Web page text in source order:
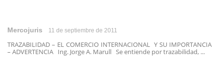
Mercojuris 11 de septiembre de 2011
TRAZABILIDAD – EL COMERCIO INTERNACIONAL Y SU IMPORTANCIA
– ADVERTENCIA Ing. Jorge A. Marull Se entiende por trazabilidad, ...